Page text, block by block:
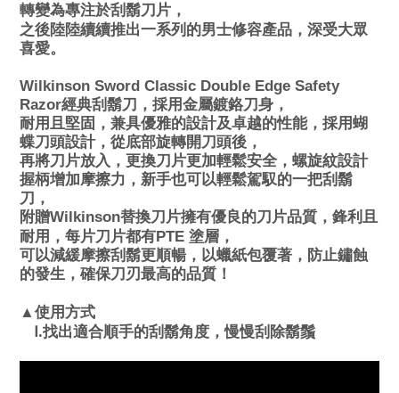
轉變為專注於刮鬍刀片，
之後陸陸續續推出一系列的男士修容產品，深受大眾
喜愛。
Wilkinson Sword Classic Double Edge Safety
Razor經典刮鬍刀，採用金屬鍍鉻刀身，
耐用且堅固，兼具優雅的設計及卓越的性能，採用蝴
蝶刀頭設計，從底部旋轉開刀頭後，
再將刀片放入，更換刀片更加輕鬆安全，螺旋紋設計
握柄增加摩擦力，新手也可以輕鬆駕馭的一把刮鬍
刀，
附贈Wilkinson替換刀片擁有優良的刀片品質，鋒利且
耐用，每片刀片都有PTE 塗層，
可以減緩摩擦刮鬍更順暢，以蠟紙包覆著，防止鏽蝕
的發生，確保刀刃最高的品質！
▲使用方式
Ⅰ.找出適合順手的刮鬍角度，慢慢刮除鬍鬚